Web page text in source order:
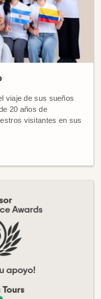
viaje de sus sueños
20 años de
visitantes en sus